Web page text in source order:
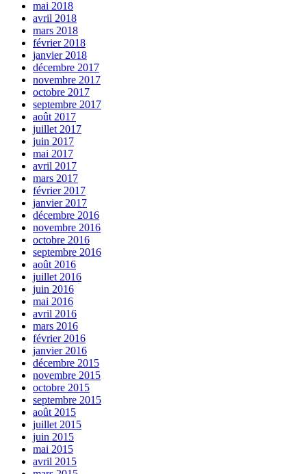
mai 2018
avril 2018
mars 2018
février 2018
janvier 2018
décembre 2017
novembre 2017
octobre 2017
septembre 2017
août 2017
juillet 2017
juin 2017
mai 2017
avril 2017
mars 2017
février 2017
janvier 2017
décembre 2016
novembre 2016
octobre 2016
septembre 2016
août 2016
juillet 2016
juin 2016
mai 2016
avril 2016
mars 2016
février 2016
janvier 2016
décembre 2015
novembre 2015
octobre 2015
septembre 2015
août 2015
juillet 2015
juin 2015
mai 2015
avril 2015